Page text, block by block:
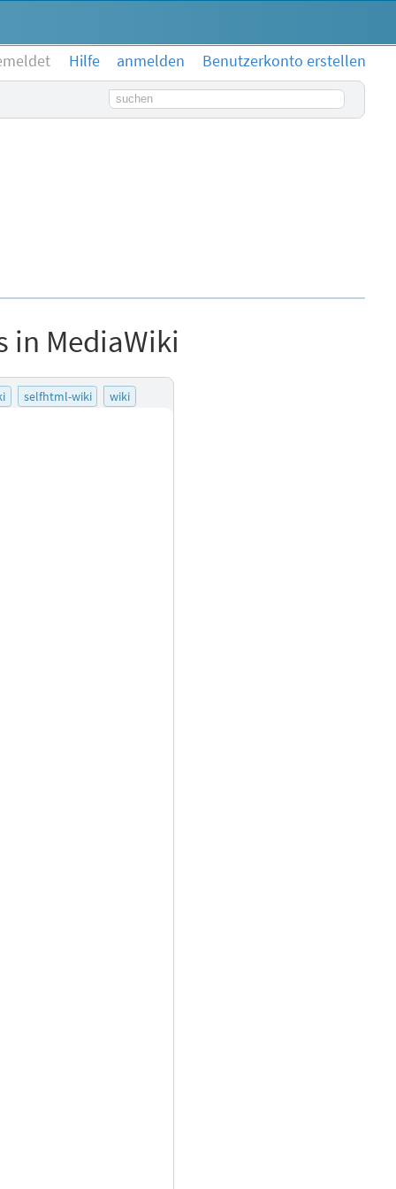
Hilfe anmelden
Benutzerkonto erstellen
Suchbegriff
in MediaWiki
selfhtml-wiki wiki